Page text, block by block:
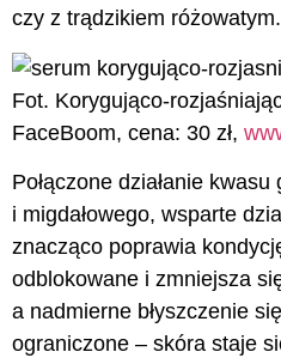
czy z trądzikiem różowatym.
Fot. Korygująco-
FaceBoom, cena: 30 zł,
Połączone działanie
i migdałowego, wsparte
znacząco poprawia
odblokowane i zmniejsza
a nadmierne błyszczenie
ograniczone – skóra staje